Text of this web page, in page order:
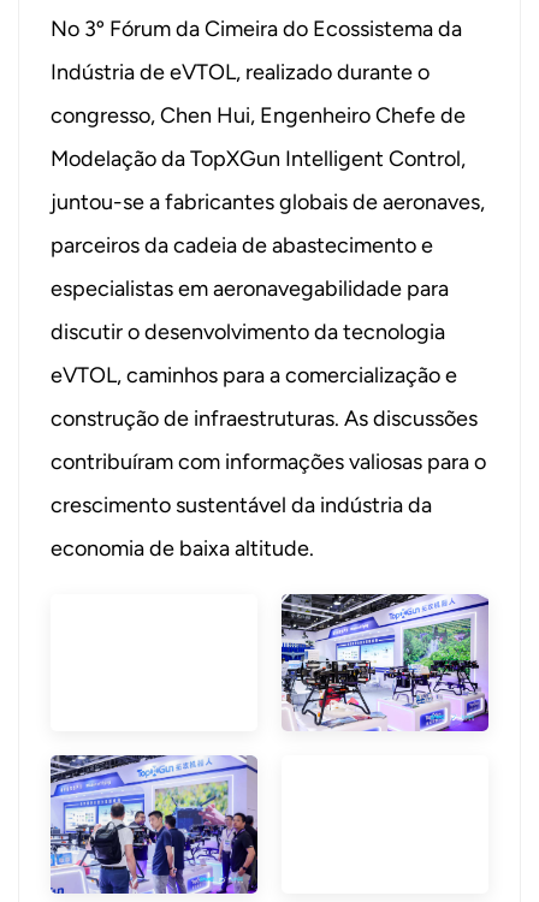
No 3º Fórum da Cimeira do Ecossistema da
Indústria de eVTOL, realizado durante o
congresso, Chen Hui, Engenheiro Chefe de
Modelação da TopXGun Intelligent Control,
juntou-se a fabricantes globais de aeronaves,
parceiros da cadeia de abastecimento e
especialistas em aeronavegabilidade para
discutir o desenvolvimento da tecnologia
eVTOL, caminhos para a comercialização e
construção de infraestruturas. As discussões
contribuíram com informações valiosas para o
crescimento sustentável da indústria da
economia de baixa altitude.